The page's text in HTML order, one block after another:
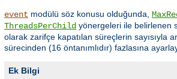
event modülü söz konusu olduğunda,
ThreadsPerChild yönergeleri ile belirlenen
olarak zarifçe kapatılan süreçlerin sayısıyla
sürecinden (16 öntanımlıdır) fazlasına
Ek Bilgi